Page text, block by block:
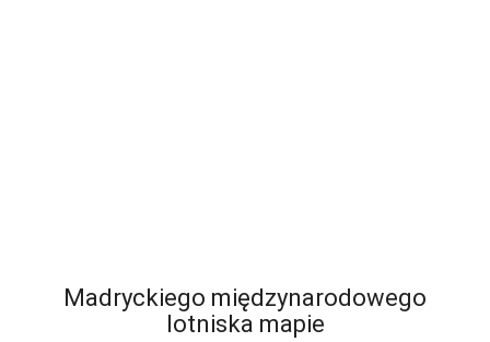
Madryckiego międzynarodowego
lotniska mapie